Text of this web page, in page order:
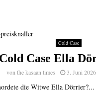
Cold Case
Case Ella
vonthe kasaan times 3. Juni 2026
die Witwe Ella Dörrier?...